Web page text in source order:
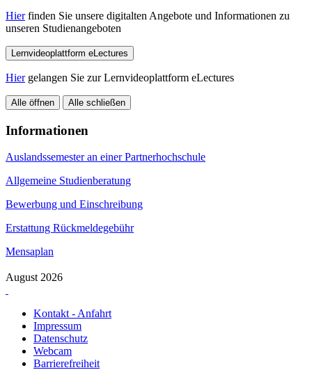
Hierfinden Sie unsere digitalten Angebote und Informationen zu
unseren Studienangeboten
Lernvideoplattform eLectures
Hiergelangen Sie zur Lernvideoplattform eLectures
Alle öffnen Alle schließen
Informationen
Auslandssemester an einer Partnerhochschule
Allgemeine Studienberatung
Bewerbung und Einschreibung
Erstattung Rückmeldegebühr
Mensaplan
August 2026
Kontakt - Anfahrt
Impressum
Datenschutz
Webcam
Barrierefreiheit